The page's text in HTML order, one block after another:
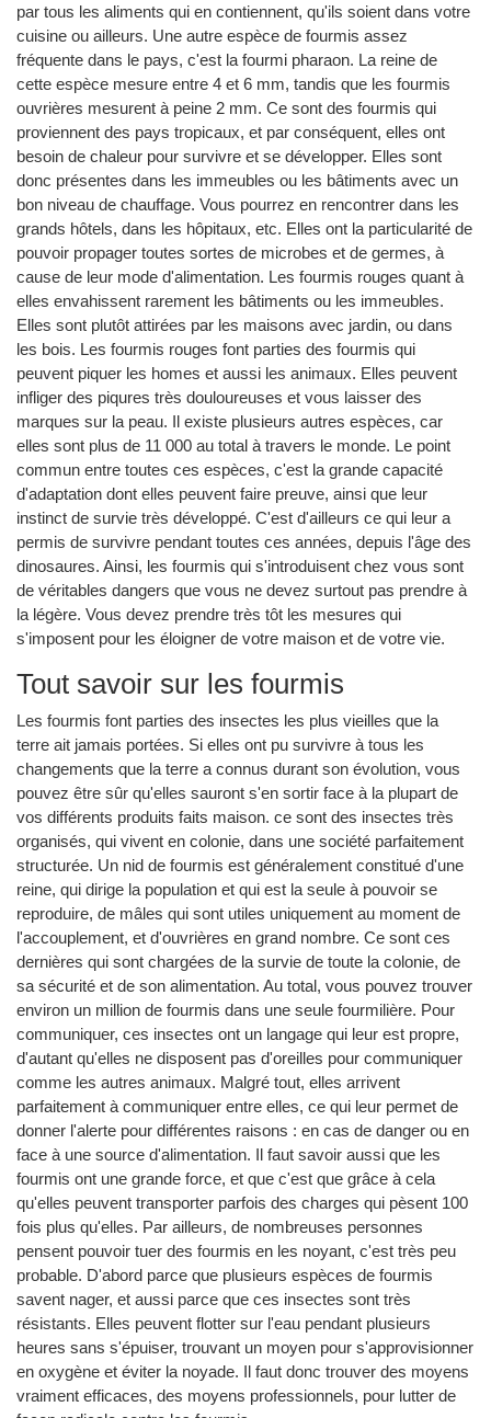
par tous les aliments qui en contiennent, qu'ils soient dans votre
cuisine ou ailleurs. Une autre espèce de fourmis assez
fréquente dans le pays, c'est la fourmi pharaon. La reine de
cette espèce mesure entre 4 et 6 mm, tandis que les fourmis
ouvrières mesurent à peine 2 mm. Ce sont des fourmis qui
proviennent des pays tropicaux, et par conséquent, elles ont
besoin de chaleur pour survivre et se développer. Elles sont
donc présentes dans les immeubles ou les bâtiments avec un
bon niveau de chauffage. Vous pourrez en rencontrer dans les
grands hôtels, dans les hôpitaux, etc. Elles ont la particularité de
pouvoir propager toutes sortes de microbes et de germes, à
cause de leur mode d'alimentation. Les fourmis rouges quant à
elles envahissent rarement les bâtiments ou les immeubles.
Elles sont plutôt attirées par les maisons avec jardin, ou dans
les bois. Les fourmis rouges font parties des fourmis qui
peuvent piquer les homes et aussi les animaux. Elles peuvent
infliger des piqures très douloureuses et vous laisser des
marques sur la peau. Il existe plusieurs autres espèces, car
elles sont plus de 11 000 au total à travers le monde. Le point
commun entre toutes ces espèces, c'est la grande capacité
d'adaptation dont elles peuvent faire preuve, ainsi que leur
instinct de survie très développé. C'est d'ailleurs ce qui leur a
permis de survivre pendant toutes ces années, depuis l'âge des
dinosaures. Ainsi, les fourmis qui s'introduisent chez vous sont
de véritables dangers que vous ne devez surtout pas prendre à
la légère. Vous devez prendre très tôt les mesures qui
s'imposent pour les éloigner de votre maison et de votre vie.
Tout savoir sur les fourmis
Les fourmis font parties des insectes les plus vieilles que la
terre ait jamais portées. Si elles ont pu survivre à tous les
changements que la terre a connus durant son évolution, vous
pouvez être sûr qu'elles sauront s'en sortir face à la plupart de
vos différents produits faits maison. ce sont des insectes très
organisés, qui vivent en colonie, dans une société parfaitement
structurée. Un nid de fourmis est généralement constitué d'une
reine, qui dirige la population et qui est la seule à pouvoir se
reproduire, de mâles qui sont utiles uniquement au moment de
l'accouplement, et d'ouvrières en grand nombre. Ce sont ces
dernières qui sont chargées de la survie de toute la colonie, de
sa sécurité et de son alimentation. Au total, vous pouvez trouver
environ un million de fourmis dans une seule fourmilière. Pour
communiquer, ces insectes ont un langage qui leur est propre,
d'autant qu'elles ne disposent pas d'oreilles pour communiquer
comme les autres animaux. Malgré tout, elles arrivent
parfaitement à communiquer entre elles, ce qui leur permet de
donner l'alerte pour différentes raisons : en cas de danger ou en
face à une source d'alimentation. Il faut savoir aussi que les
fourmis ont une grande force, et que c'est que grâce à cela
qu'elles peuvent transporter parfois des charges qui pèsent 100
fois plus qu'elles. Par ailleurs, de nombreuses personnes
pensent pouvoir tuer des fourmis en les noyant, c'est très peu
probable. D'abord parce que plusieurs espèces de fourmis
savent nager, et aussi parce que ces insectes sont très
résistants. Elles peuvent flotter sur l'eau pendant plusieurs
heures sans s'épuiser, trouvant un moyen pour s'approvisionner
en oxygène et éviter la noyade. Il faut donc trouver des moyens
vraiment efficaces, des moyens professionnels, pour lutter de